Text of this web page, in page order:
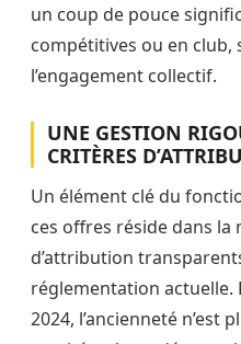
un coup de pouce
compétitives ou en club,
l’engagement collectif.
UNE GESTION
CRITÈRES
Un élément clé du
ces offres réside dans la
d’attribution
réglementation actuelle.
2024, l’ancienneté n’est